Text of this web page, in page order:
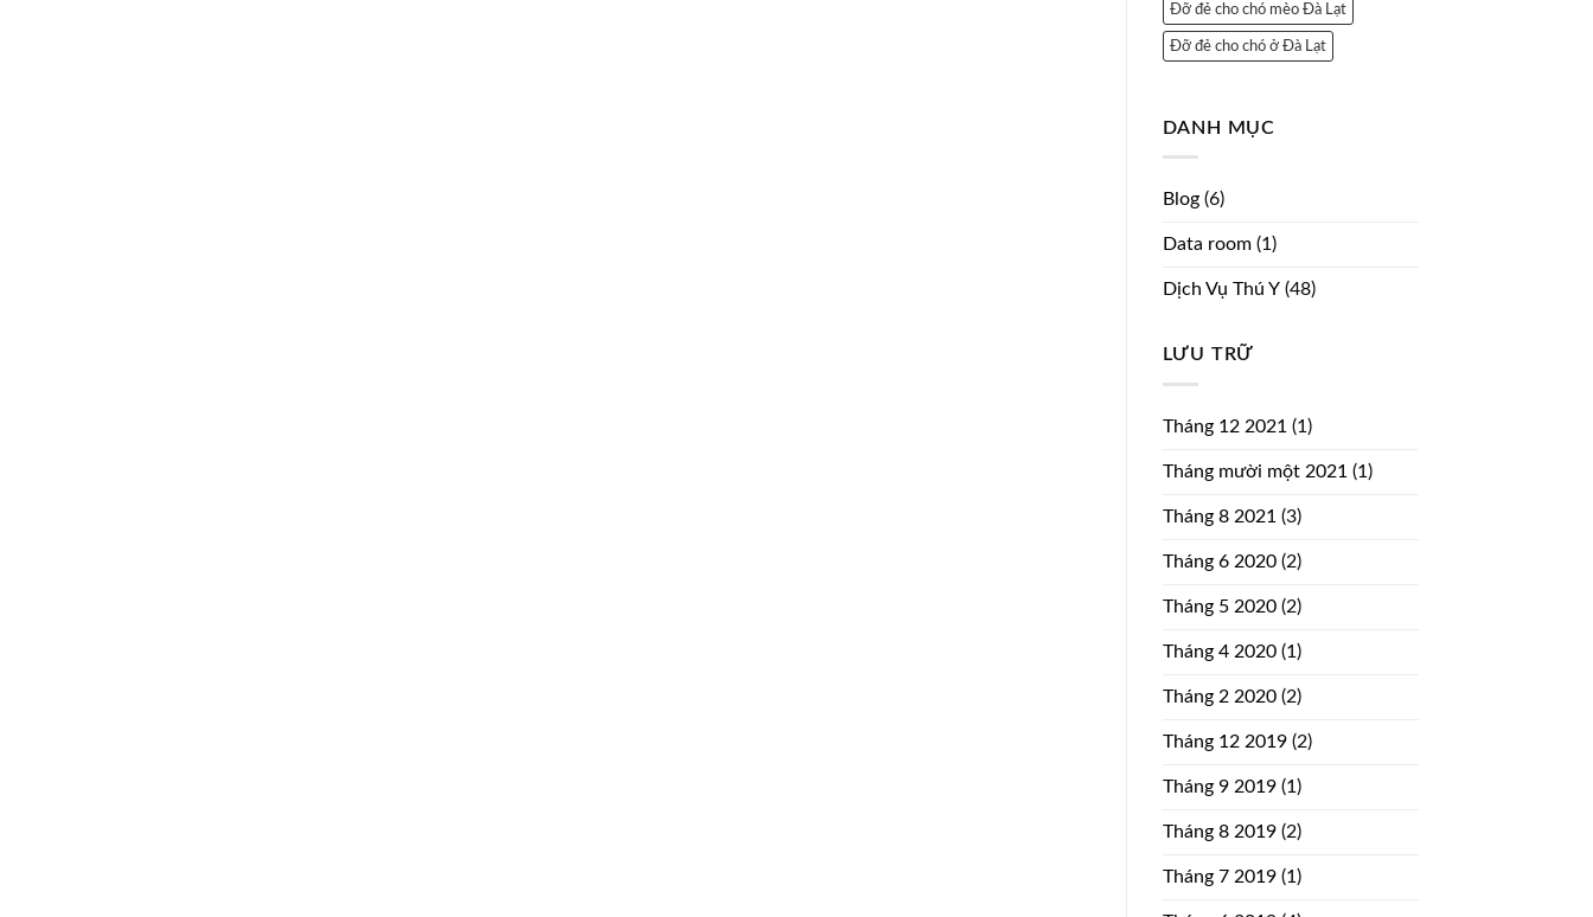
Đỡ đẻ cho chó mèo Đà Lạt
Đỡ đẻ cho chó ở Đà Lạt
DANH MỤC
Blog(6)
Data room(1)
Dịch Vụ Thú Y(48)
LƯU TRỮ
Tháng 12 2021 (1)
Tháng mười một 2021 (1)
Tháng 8 2021 (3)
Tháng 6 2020(2)
Tháng 5 2020(2)
Tháng 4 2020(1)
Tháng 2 2020(2)
Tháng 12 2019(2)
Tháng 9 2019(1)
Tháng 8 2019(2)
Tháng 7 2019(1)